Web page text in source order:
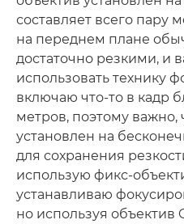
составляет всего пару
на переднем плане
достаточно резкими, и
использовать технику
включаю что-то в кадр
метров, поэтому
установлен на
для сохранения
использую фикс-
устанавливаю
но используя объектив